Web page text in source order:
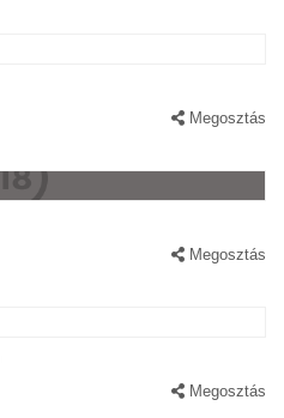
Megosztás
Megosztás
Megosztás